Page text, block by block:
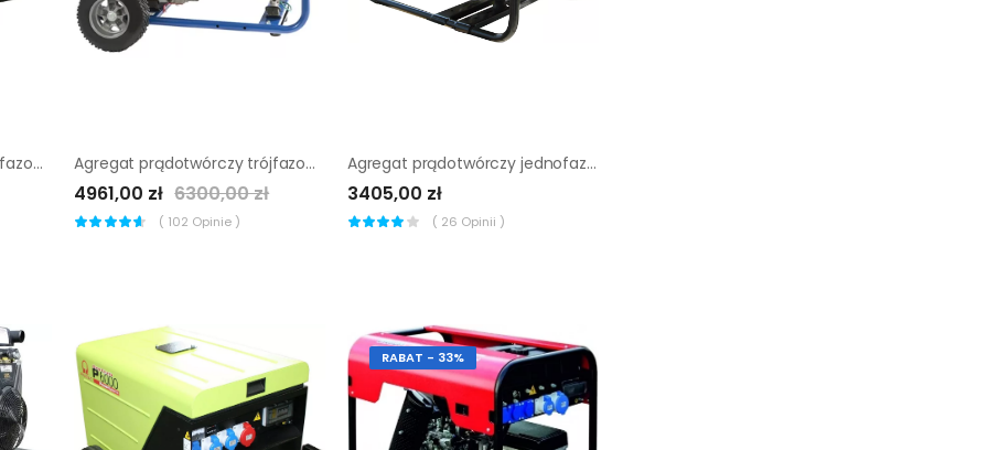
Agregat prądotwórczy trójfazowy Sumera Motor Smg-16Te-K-Avr Agregat prądotwórczy trójfazowy Endress ESE 6000 DBS
4961,00 zł 6300,00 zł
( 102 Opinie )
Agregat prądotwórczy jednofazowy Sumera Motor Smg-3M-K-avr
3405,00 zł
( 26 Opinii )
RABAT - 33%